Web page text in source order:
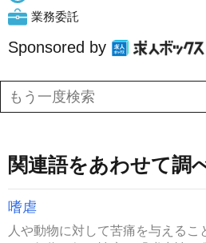
業務委託
Sponsored by
関連語をあわせて調
嗜虐
人や動物に対して苦痛を与えるこ